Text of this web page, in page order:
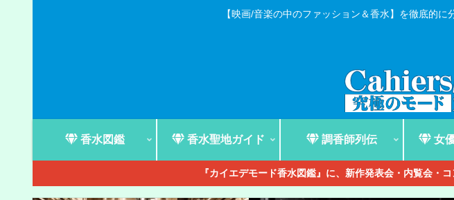
【映画/音楽の中のファッション＆香水】を徹底的
香水図鑑 香水聖地ガイド 調香師列伝 女
『カイエデモード香水図鑑』に、新作発表会・内覧会・